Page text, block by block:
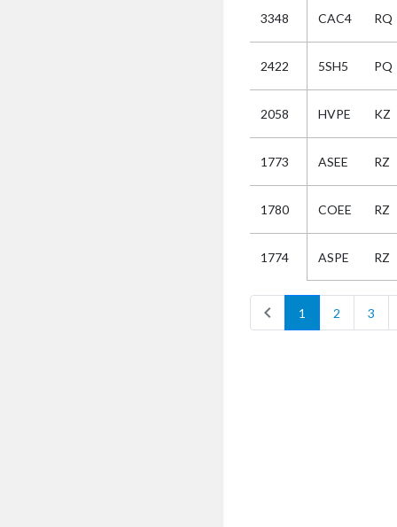
3348 CAC4 RQ
2422 5SH5 PQ
2058 HVPE KZ
1773 ASEE RZ
1780 COEE RZ
1774 ASPE RZ
chevron_left 1 2 3